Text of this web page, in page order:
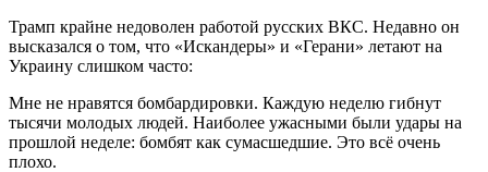
Трамп крайне недоволен работой русских ВКС. Недавно он
высказался о том, что «Искандеры» и «Герани» летают на
Украину слишком часто:
Мне не нравятся бомбардировки. Каждую неделю гибнут
тысячи молодых людей. Наиболее ужасными были удары на
прошлой неделе: бомбят как сумасшедшие. Это всё очень
плохо.